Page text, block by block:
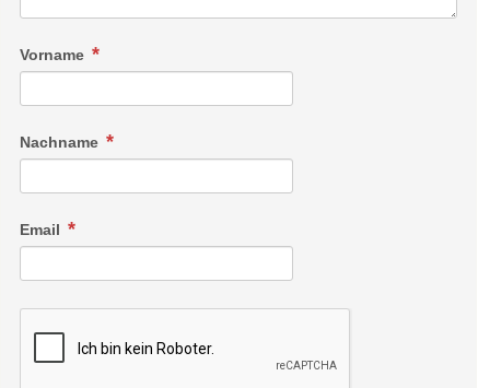
Vorname
Nachname
Email